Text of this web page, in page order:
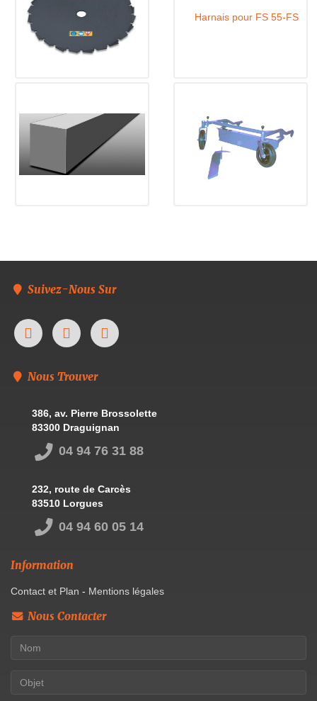
Suivez-Nous Sur
Nous Trouver
386, av. Pierre Brossolette
83300 Draguignan
04 94 76 31 88
232, route de Carcès
83510 Lorgues
04 94 60 05 14
Information
Contact et Plan - Mentions légales
Nous Contacter